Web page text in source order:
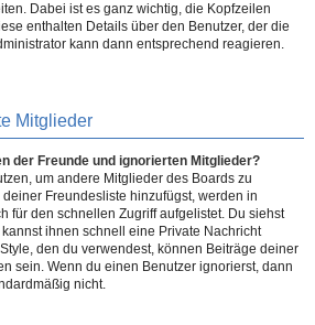
Dabei ist es ganz wichtig, die Kopfzeilen
enthalten Details über den Benutzer, der die
kann dann entsprechend reagieren.
Mitglieder
der Freunde und ignorierten Mitglieder?
um andere Mitglieder des Boards zu
Freundesliste hinzufügst, werden in
für den schnellen Zugriff aufgelistet. Du siehst
ihnen schnell eine Private Nachricht
den du verwendest, können Beiträge deiner
sein. Wenn du einen Benutzer ignorierst, dann
nicht.